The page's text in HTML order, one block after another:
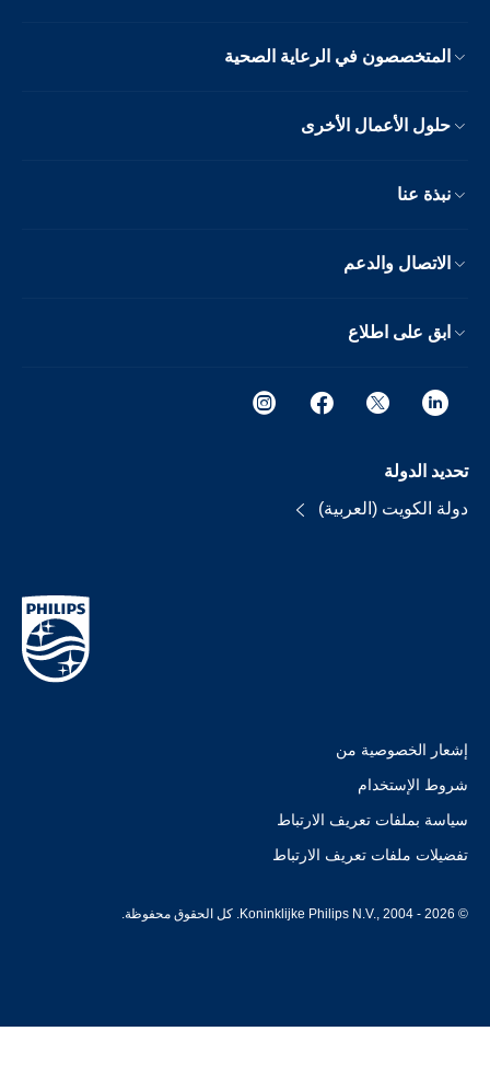
المتخصصون في الرعاية الصحية
حلول الأعمال الأخرى
نبذة عنا
الاتصال والدعم
ابق على اطلاع
تحديد الدولة
دولة الكويت (العربية)
إشعار الخصوصية من
شروط الإستخدام
سياسة بملفات تعريف الارتباط
تفضيلات ملفات تعريف الارتباط
© Koninklijke Philips N.V., 2004 - 2026. كل الحقوق محفوظة.